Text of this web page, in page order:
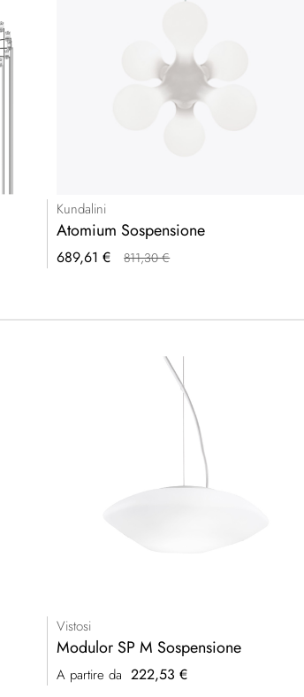
Kundalini
Atomium Sospensione
Prezzo
689,61 € 811,30 €
Vistosi
Modulor SP M Sospensione
A partire da 222,53 €